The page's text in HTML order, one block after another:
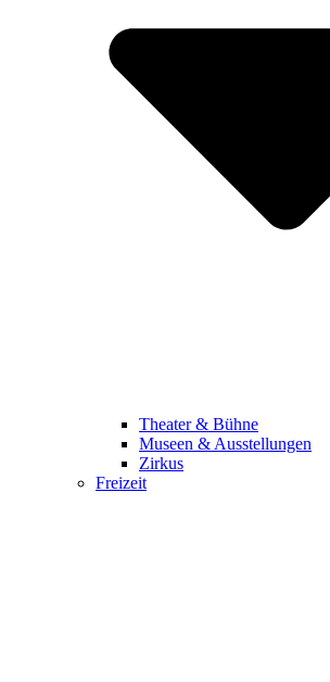
Theater & Bühne
Museen & Ausstellungen
Zirkus
Freizeit